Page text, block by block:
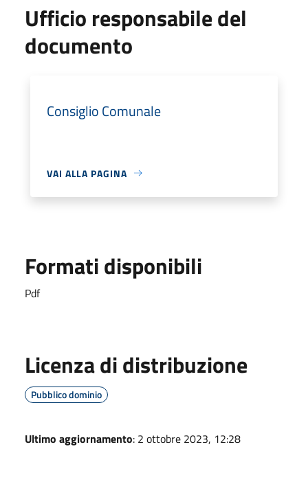
Ufficio responsabile del
documento
Consiglio Comunale
VAI ALLA PAGINA
Formati disponibili
Pdf
Licenza di distribuzione
Pubblico dominio
Ultimo aggiornamento: 2 ottobre 2023, 12:28